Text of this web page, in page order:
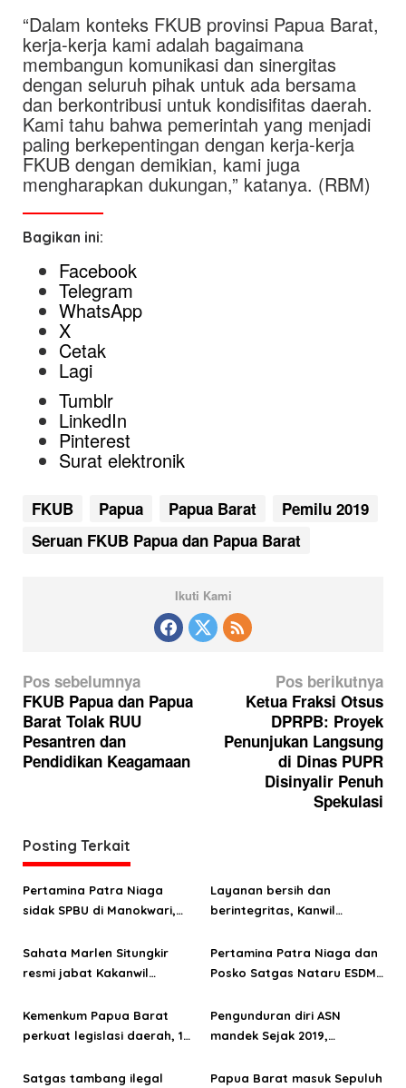
“Dalam konteks FKUB provinsi Papua Barat,
kerja-kerja kami adalah bagaimana
membangun komunikasi dan sinergitas
dengan seluruh pihak untuk ada bersama
dan berkontribusi untuk kondisifitas daerah.
Kami tahu bahwa pemerintah yang menjadi
paling berkepentingan dengan kerja-kerja
FKUB dengan demikian, kami juga
mengharapkan dukungan,” katanya. (RBM)
Bagikan ini:
Facebook
Telegram
WhatsApp
X
Cetak
Lagi
Tumblr
LinkedIn
Pinterest
Surat elektronik
FKUB Papua Papua Barat
Pemilu 2019
Seruan FKUB Papua dan Papua Barat
Ikuti Kami
N
a
v
i
s
i
p
o
s
Pos sebelumnya
FKUB Papua dan Papua
Barat Tolak RUU
Pesantren dan
Pendidikan Keagamaan
Pos berikutnya
Ketua Fraksi Otsus
DPRPB: Proyek
Penunjukan Langsung
di Dinas PUPR
Disinyalir Penuh
Spekulasi
Posting Terkait
Pertamina Patra Niaga
sidak SPBU di Manokwari,
subsidi
Layanan bersih dan
berintegritas, Kanwil
predikat WBK
Sahata Marlen Situngkir
resmi jabat Kakanwil
Pertamina Patra Niaga dan
Posko Satgas Nataru ESDM
energi di Jayapura aman
hingga tahun baru
Kemenkum Papua Barat
perkuat legislasi daerah, 123
diharmonisasi sepanjang
Pengunduran diri ASN
mandek Sejak 2019,
tegur keras Dinas PUPR
Satgas tambang ilegal
Papua Barat masuk Sepuluh